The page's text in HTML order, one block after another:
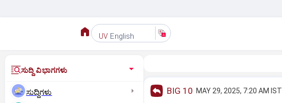
UV English
ಸುದ್ದಿ ವಿಭಾಗಗಳು
ಸುದ್ದಿಗಳು
BIG 10 MAY 29, 2025, 7:20 AM IST